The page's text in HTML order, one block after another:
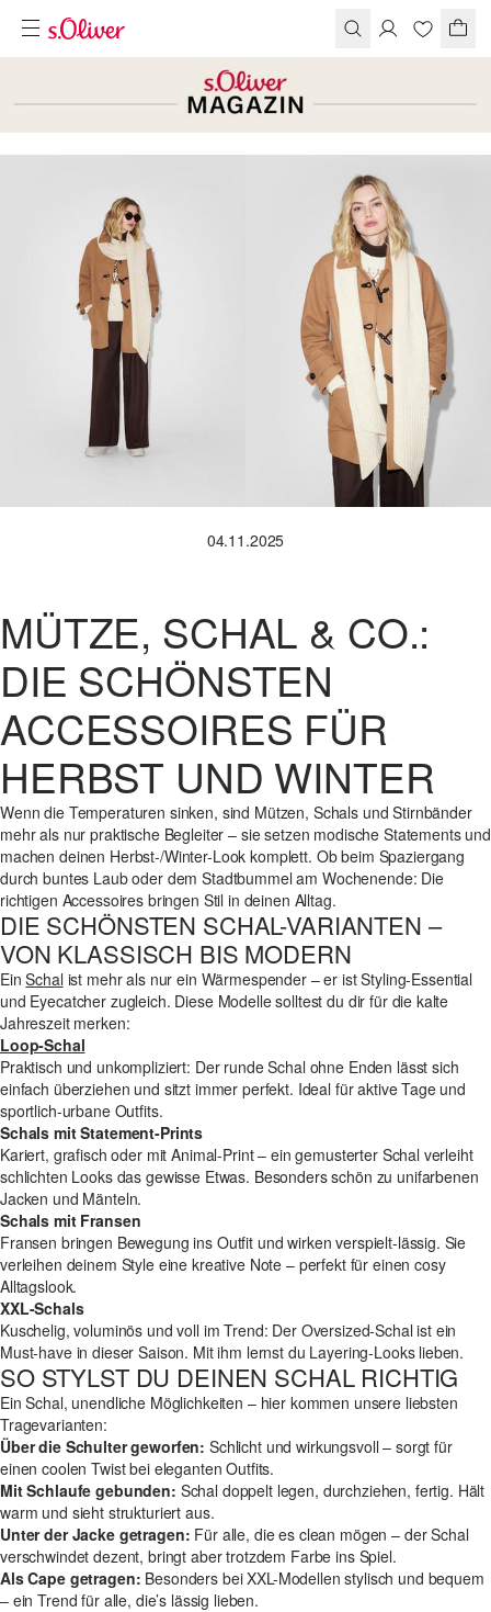
04.11.2025
MÜTZE, SCHAL & CO.:
DIE SCHÖNSTEN
ACCESSOIRES FÜR
HERBST UND WINTER
Wenn die Temperaturen sinken, sind Mützen, Schals und Stirnbänder
mehr als nur praktische Begleiter – sie setzen modische Statements und
machen deinen Herbst-/Winter-Look komplett. Ob beim Spaziergang
durch buntes Laub oder dem Stadtbummel am Wochenende: Die
richtigen Accessoires bringen Stil in deinen Alltag.
DIE SCHÖNSTEN SCHAL-VARIANTEN –
VON KLASSISCH BIS MODERN
EinSchal ist mehr als nur ein Wärmespender – er ist Styling-Essential
und Eyecatcher zugleich. Diese Modelle solltest du dir für die kalte
Jahreszeit merken:
Loop-Schal
Praktisch und unkompliziert: Der runde Schal ohne Enden lässt sich
einfach überziehen und sitzt immer perfekt. Ideal für aktive Tage und
sportlich-urbane Outfits.
Schals mit Statement-Prints
Kariert, grafisch oder mit Animal-Print – ein gemusterter Schal verleiht
schlichten Looks das gewisse Etwas. Besonders schön zu unifarbenen
Jacken und Mänteln.
Schals mit Fransen
Fransen bringen Bewegung ins Outfit und wirken verspielt-lässig. Sie
verleihen deinem Style eine kreative Note – perfekt für einen cosy
Alltagslook.
XXL-Schals
Kuschelig, voluminös und voll im Trend: Der Oversized-Schal ist ein
Must-have in dieser Saison. Mit ihm lernst du Layering-Looks lieben.
SO STYLST DU DEINEN SCHAL RICHTIG
Ein Schal, unendliche Möglichkeiten – hier kommen unsere liebsten
Tragevarianten:
Über die Schulter geworfen: Schlicht und wirkungsvoll – sorgt für
einen coolen Twist bei eleganten Outfits.
Mit Schlaufe gebunden: Schal doppelt legen, durchziehen, fertig. Hält
warm und sieht strukturiert aus.
Unter der Jacke getragen: Für alle, die es clean mögen – der Schal
verschwindet dezent, bringt aber trotzdem Farbe ins Spiel.
Als Cape getragen: Besonders bei XXL-Modellen stylisch und bequem
– ein Trend für alle, die’s lässig lieben.